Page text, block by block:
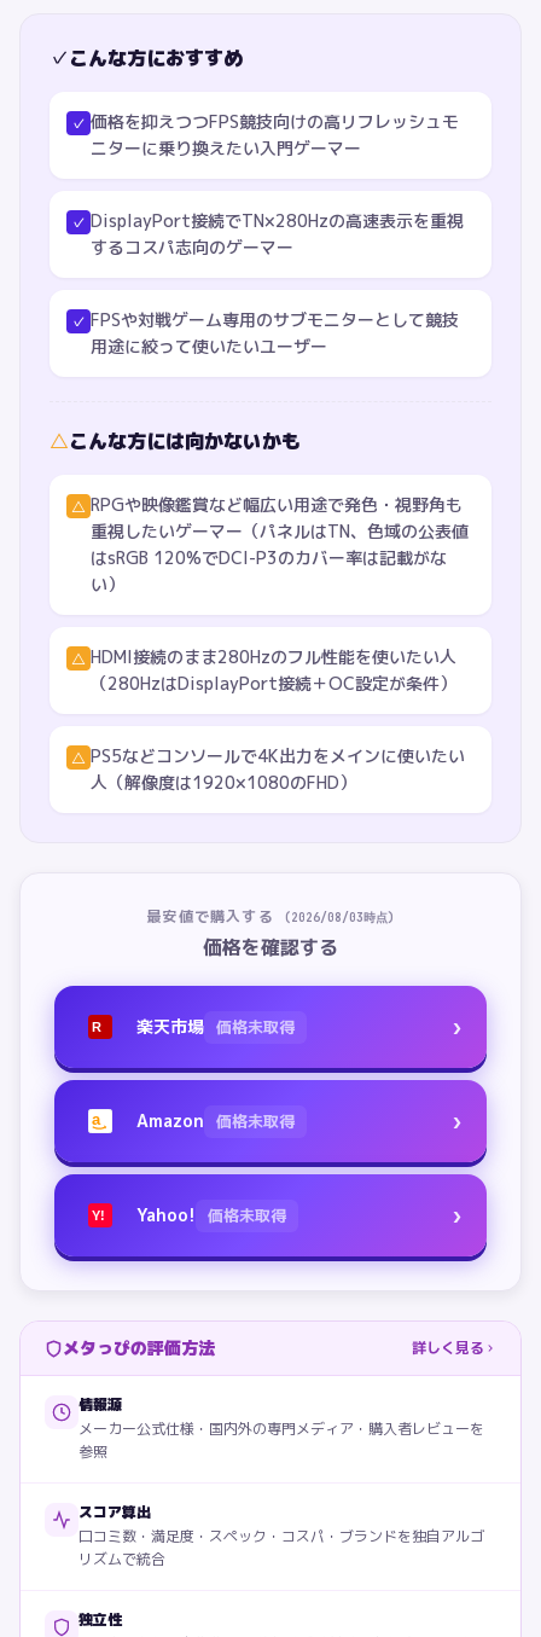
✓こんな方におすすめ
✓ 価格を抑えつつFPS競技向けの高リフレッシュモ
ニターに乗り換えたい入門ゲーマー
✓ DisplayPort接続でTN×280Hzの高速表示を重視
するコスパ志向のゲーマー
✓ FPSや対戦ゲーム専用のサブモニターとして競技
用途に絞って使いたいユーザー
△こんな方には向かないかも
△ RPGや映像鑑賞など幅広い用途で発色・視野角も
重視したいゲーマー（パネルはTN、色域の公表値
はsRGB 120%でDCI-P3のカバー率は記載がな
い）
△ HDMI接続のまま280Hzのフル性能を使いたい人
（280HzはDisplayPort接続＋OC設定が条件）
△ PS5などコンソールで4K出力をメインに使いたい
人（解像度は1920×1080のFHD）
最安値で購入する (2026/08/03時点)
価格を確認する
R 楽天市場 価格未取得 ›
a Amazon 価格未取得 ›
Y! Yahoo! 価格未取得 ›
メタっぴの評価方法 詳しく見る
情報源
メーカー公式仕様・国内外の専門メディア・購入者レビューを
参照
スコア算出
口コミ数・満足度・スペック・コスパ・ブランドを独自アルゴ
リズムで統合
独立性